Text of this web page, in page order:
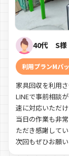
40代 S様
利用プランMパ
家具回収を利用
LINEで事前相談
速に対応いただ
当日の作業も非
ただき感謝してい
次回もぜひお願い